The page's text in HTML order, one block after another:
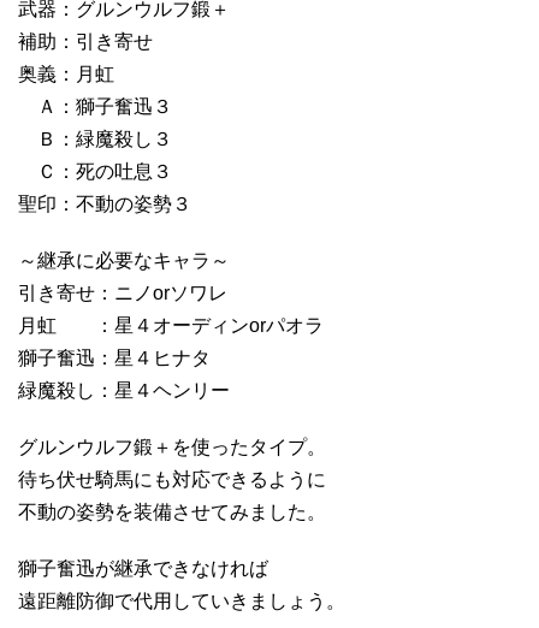
武器：グルンウルフ鍛＋
補助：引き寄せ
奥義：月虹
Ａ：獅子奮迅３
Ｂ：緑魔殺し３
Ｃ：死の吐息３
聖印：不動の姿勢３
～継承に必要なキャラ～
引き寄せ：ニノorソワレ
月虹 ：星４オーディンorパオラ
獅子奮迅：星４ヒナタ
緑魔殺し：星４ヘンリー
グルンウルフ鍛＋を使ったタイプ。
待ち伏せ騎馬にも対応できるように
不動の姿勢を装備させてみました。
獅子奮迅が継承できなければ
遠距離防御で代用していきましょう。